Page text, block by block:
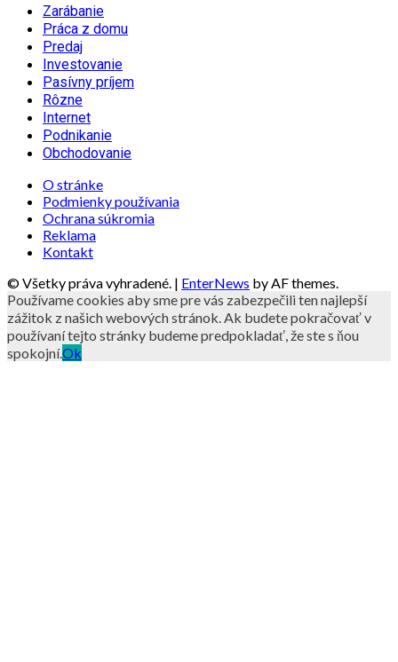
Zarábanie
Práca z domu
Predaj
Investovanie
Pasívny príjem
Rôzne
Internet
Podnikanie
Obchodovanie
O stránke
Podmienky používania
Ochrana súkromia
Reklama
Kontakt
© Všetky práva vyhradené. | EnterNews by AF themes.
Používame cookies aby sme pre vás zabezpečili ten najlepší
zážitok z našich webových stránok. Ak budete pokračovať v
používaní tejto stránky budeme predpokladať, že ste s ňou
spokojní.Ok